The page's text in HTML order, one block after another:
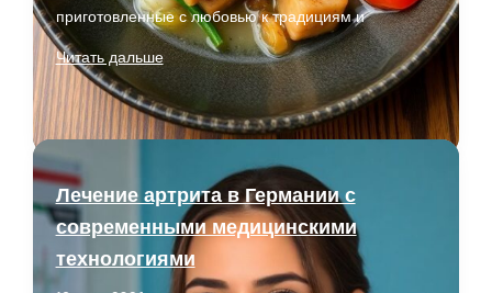
приготовленные с любовью к традициям и
Ресторан
На
Ленинградской:
Средиземноморская
Кухня
В
Самаре
Читать дальше
Лечение артрита в Германии с
современными медицинскими
технологиями